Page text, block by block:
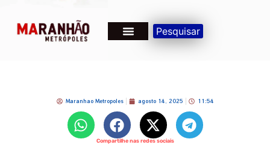
Pesquisar
Maranhao Metropoles agosto 14, 2025 11:54
Compartilhe nas redes sociais